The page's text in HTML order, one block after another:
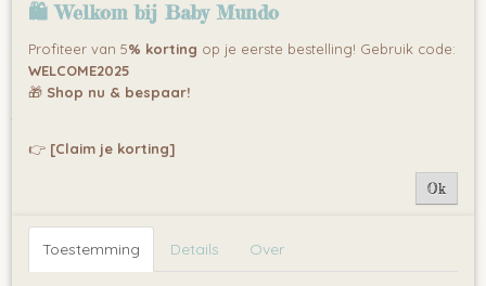
Omschrijving
Quilola babynest
Wil jij jouw baby lekker bij je in de buurt laten slapen als jij lekker op
de bank een boek leest? Of doet jouw baby wel eens een dutje in
Een babynestje biedt geborgenheid en bescherming.
Omkeerbaar design voor een andere look
🛍 Welkom bij Baby Mundo
Profiteer van 5% korting op je eerste bestelling! Gebruik code:
WELCOME2025
🎁 Shop nu & bespaar!
👉 [Claim je korting]
Ok
Toestemming Details Over